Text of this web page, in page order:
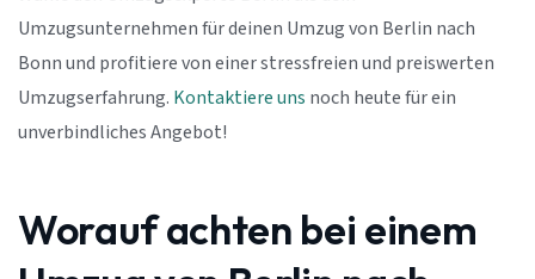
Umzugsunternehmen für deinen Umzug von Berlin nach
Bonn und profitiere von einer stressfreien und preiswerten
Umzugserfahrung. Kontaktiere uns noch heute für ein
unverbindliches Angebot!
Worauf achten bei einem